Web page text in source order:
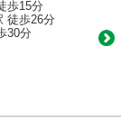
歩15分
徒歩26分
30分